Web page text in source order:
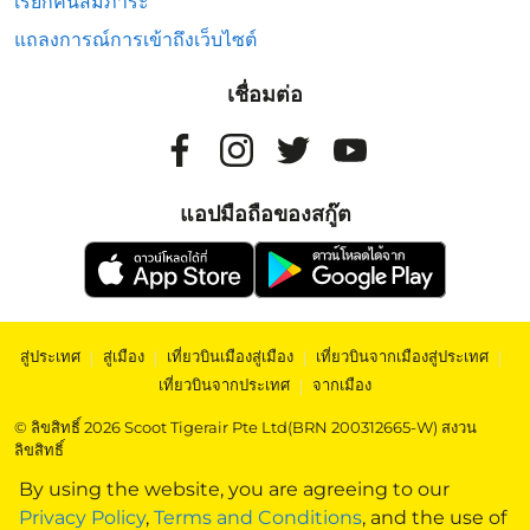
By using the website, you are agreeing to our
Privacy Policy, Terms and Conditions, and the use of
แถลงการณ์การเข้าถึงเว็บไซต์
เชื่อมต่อ
แอปมือถือของสกู๊ต
สู่ประเทศ | สู่เมือง | เที่ยวบินเมืองสู่เมือง | เที่ยวบินจากเมืองสู่ประเทศ |
เที่ยวบินจากประเทศ | จากเมือง
© ลิขสิทธิ์ 2026 Scoot Tigerair Pte Ltd(BRN 200312665-W) สงวน
ลิขสิทธิ์